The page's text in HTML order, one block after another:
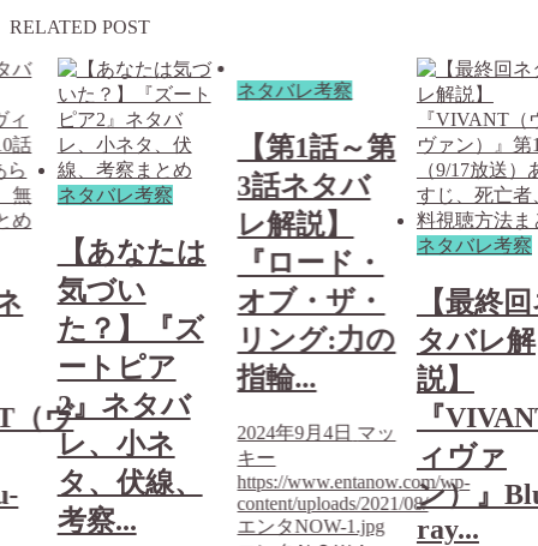
RELATED POST
ネタバレ考察
【第1話～第
3話ネタバ
『ロード・
オブ・ザ・
リング:力の
指輪...
2024年9月4日
キー
https://www.entanow.com/wp-
content/uploads/2021/08/
エンタNOW-1.jpg
ネタバレ考察
【最終回ネ
タバレ解
説】
『VIVANT（ヴ
ィヴァ
ン）』Blu-
ray...
ネタバレ考察
【あな
気づい
た？】
ートピア
2』ネタ
レ、小ネ
タ、伏
考察...